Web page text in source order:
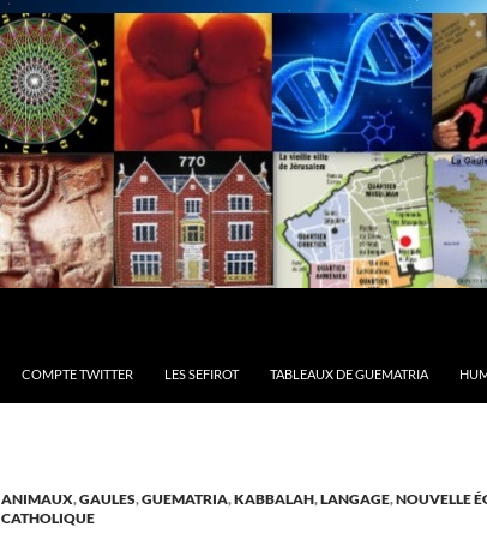
COMPTE TWITTER LES SEFIROT TABLEAUX DE GUEMATRIA
ANIMAUX,GAULES,GUEMATRIA,KABBALAH,LANGAGE,NOUVELLE
CATHOLIQUE